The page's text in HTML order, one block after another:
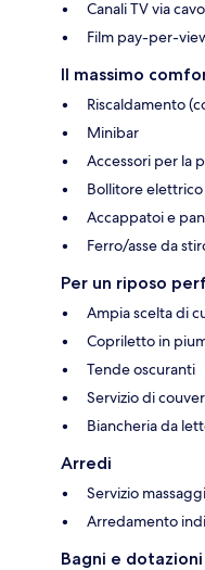
Canali TV via cavo
Film pay-per-
Il massimo
Riscaldamento
Minibar
Accessori per la
Bollitore elettrico
Accappatoi e
Ferro/asse da
Per un riposo
Ampia scelta di
Copriletto in
Tende oscuranti
Servizio di
Biancheria da
Arredi
Servizio
Arredamento
Bagni e dotazioni